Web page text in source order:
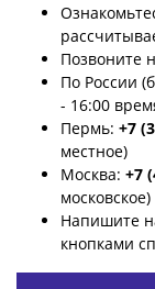
Позвоните
По России
- 16:00
Пермь: +7
местное)
Москва: +7
московское)
Напишите
кнопками